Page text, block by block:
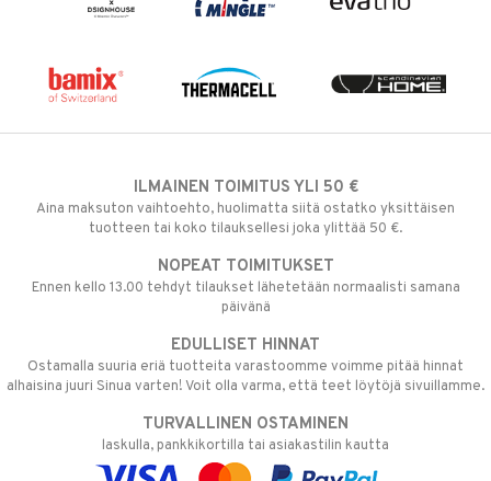
ILMAINEN TOIMITUS YLI 50 €
Aina maksuton vaihtoehto, huolimatta siitä ostatko yksittäisen
tuotteen tai koko tilauksellesi joka ylittää 50 €.
NOPEAT TOIMITUKSET
Ennen kello 13.00 tehdyt tilaukset lähetetään normaalisti samana
päivänä
EDULLISET HINNAT
Ostamalla suuria eriä tuotteita varastoomme voimme pitää hinnat
alhaisina juuri Sinua varten! Voit olla varma, että teet löytöjä sivuillamme.
TURVALLINEN OSTAMINEN
laskulla, pankkikortilla tai asiakastilin kautta